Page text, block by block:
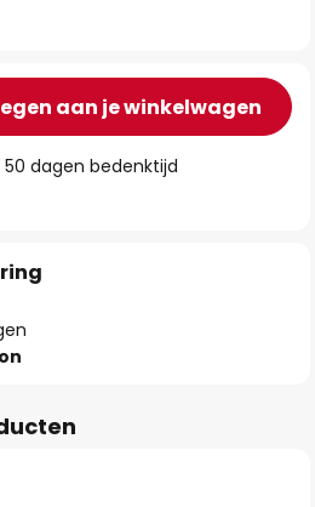
aan je winkelwagen
dagen bedenktijd